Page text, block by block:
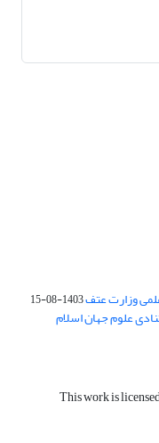
وزارت عتف1403-08-15
علوم جهان اسلام
This work is